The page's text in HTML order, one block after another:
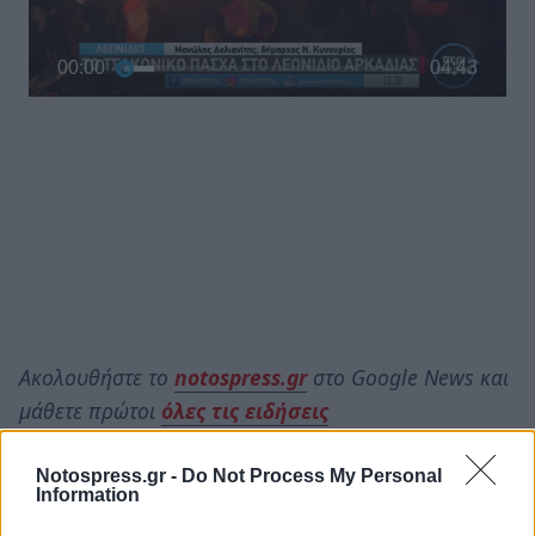
Notospress.gr - Do Not Process My Personal
Information
Ακολουθήστε το notospress.grστο Google News και
μάθετε πρώτοι όλες τις ειδήσεις
TAGS: ΛΕΩΝΙΔΙΟ